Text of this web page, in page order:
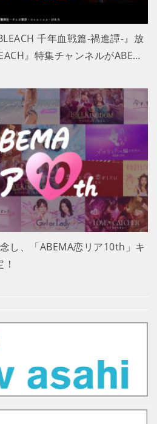
千年血戦篇-禍進譚-』放
』特集チャンネルがABE…
し、「ABEMA恋リア10th」キ